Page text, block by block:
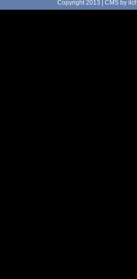
Copyright 2013 | CMS by